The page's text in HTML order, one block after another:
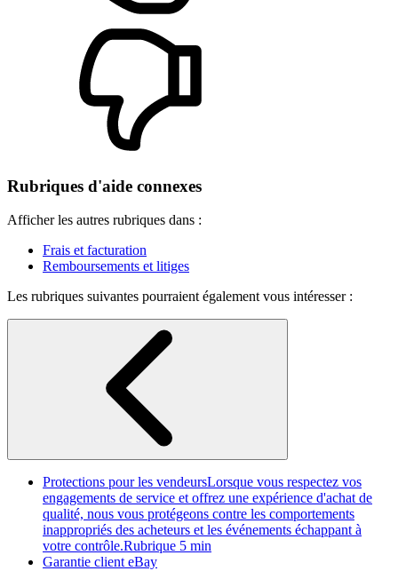
Rubriques d'aide connexes
Afficher les autres rubriques dans :
Frais et facturation
Remboursements et litiges
Les rubriques suivantes pourraient également vous intéresser :
Protections pour les vendeursLorsque vous respectez vos
engagements de service et offrez une expérience d'achat de
qualité, nous vous protégeons contre les comportements
inappropriés des acheteurs et les événements échappant à
votre contrôle.Rubrique 5 min
Garantie client eBay